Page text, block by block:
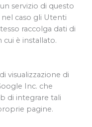
servizio di questo
caso gli Utenti
raccolga dati di
cui è installato.
visualizzazione di
Inc. che
di integrare tali
pagine.